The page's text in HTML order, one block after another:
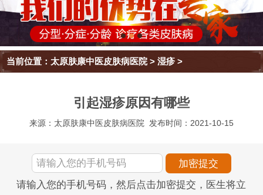
当前位置： 太原肤康中医皮肤病医院>湿疹 >
引起湿疹原因有哪些
来源：太原肤康中医皮肤病医院 发布时间：2021-10-15
请输入您的手机号码，然后点击加密提交，医生将立